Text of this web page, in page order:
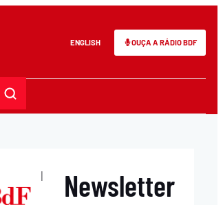
ENGLISH OUÇA A RÁDIO BDF
| Newsletter